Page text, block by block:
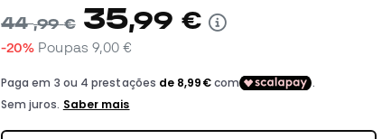
44,99 € 35,99 €
-20% Poupas 9,00 €